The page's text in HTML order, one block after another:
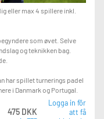
eller max 4 spillere inkl.
som øvet. Selve
og teknikken bag.
har spillet turnerings padel
i Danmark og Portugal.
475 DKK
Logga in för
att få